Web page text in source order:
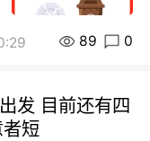
89 0
发 目前还有四
短